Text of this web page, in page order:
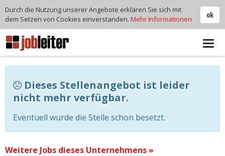
Dieses Stellenangebot ist leider
nicht mehr verfügbar.
Eventuell wurde die Stelle schon besetzt.
Weitere Jobs dieses Unternehmens »
ok
Durch die Nutzung unserer Angebote erklären Sie sich mit
dem Setzen von Cookies einverstanden. Mehr Informationen